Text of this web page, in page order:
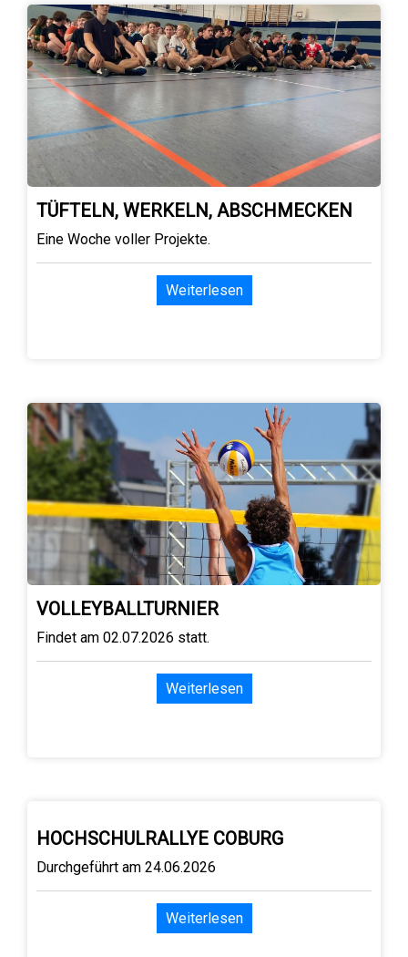
TÜFTELN, WERKELN, ABSCHMECKEN
Eine Woche voller Projekte.
Weiterlesen
VOLLEYBALLTURNIER
Findet am 02.07.2026 statt.
Weiterlesen
HOCHSCHULRALLYE COBURG
Durchgeführt am 24.06.2026
Weiterlesen